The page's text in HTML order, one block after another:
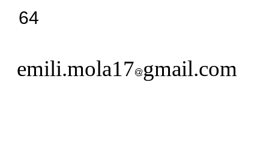
64
emili.mola17 gmail.com